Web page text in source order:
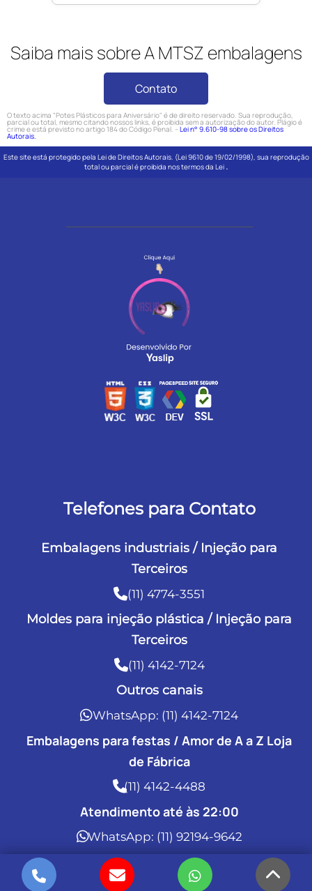
Saiba mais sobre A MTSZ embalagens
Contato
O texto acima "Potes Plásticos para Aniversário" é de direito reservado. Sua reprodução,
parcial ou total, mesmo citando nossos links, é proibida sem a autorização do autor. Plágio é
crime e está previsto no artigo 184 do Código Penal. –Lei n° 9.610-98 sobre os Direitos
Autorais.
Este site está protegido pela Lei de Direitos Autorais. (Lei 9610 de 19/02/1998), sua reprodução
total ou parcial é proibida nos termos da Lei .
Telefones para Contato
Embalagens industriais / Injeção para
Terceiros
(11) 4774-3551
Moldes para injeção plástica / Injeção para
Terceiros
(11) 4142-7124
Outros canais
WhatsApp: (11) 4142-7124
Embalagens para festas / Amor de A a Z Loja
de Fábrica
(11) 4142-4488
Atendimento até às 22:00
WhatsApp: (11) 92194-9642